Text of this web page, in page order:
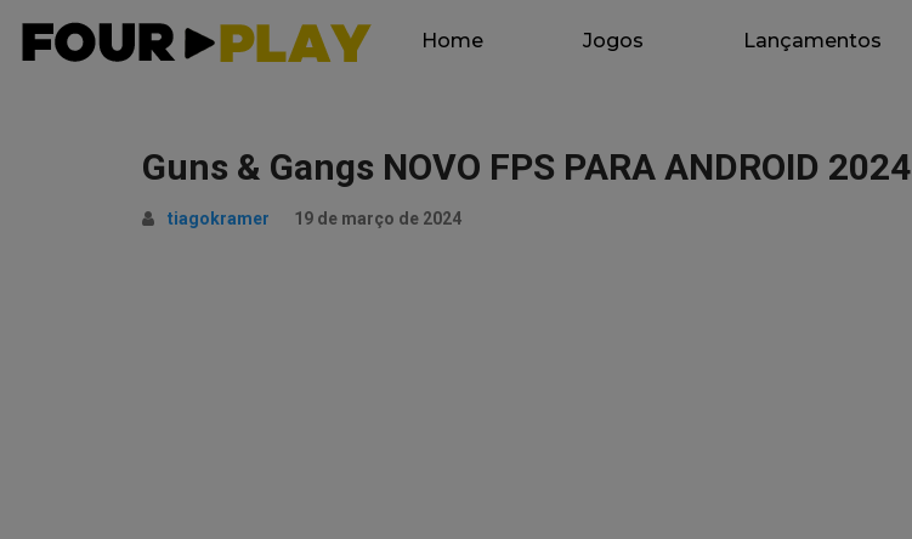
Home Jogos Lançamentos
Guns & Gangs NOVO FPS PARA ANDROID 2024
tiagokramer 19 de março de 2024